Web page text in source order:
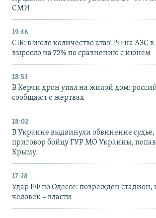
СМИ
19:46
CIR: в июле количество атак РФ на АЗС
выросло на 72% по сравнению с июнем
18:53
В Керчи дрон упал на жилой дом:
сообщают о жертвах
18:02
В Украине выдвинули обвинение
приговор бойцу ГУР МО Украины,
Крыму
17:28
Удар РФ по Одессе: поврежден стадион,
человек – власти